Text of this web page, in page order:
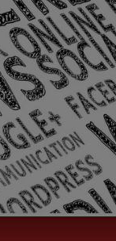
Chagas Freitas –
das 9h às 17h